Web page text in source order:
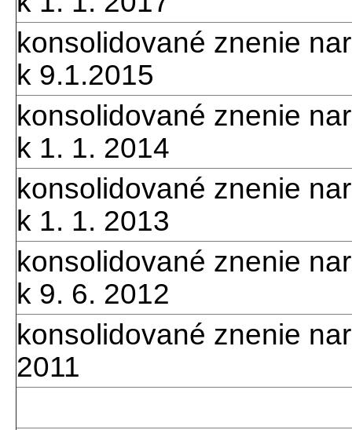
konsolidované znenie
k 9.1.2015
konsolidované znenie
k 1. 1. 2014
konsolidované znenie
k 1. 1. 2013
konsolidované znenie
k 9. 6. 2012
konsolidované znenie
2011